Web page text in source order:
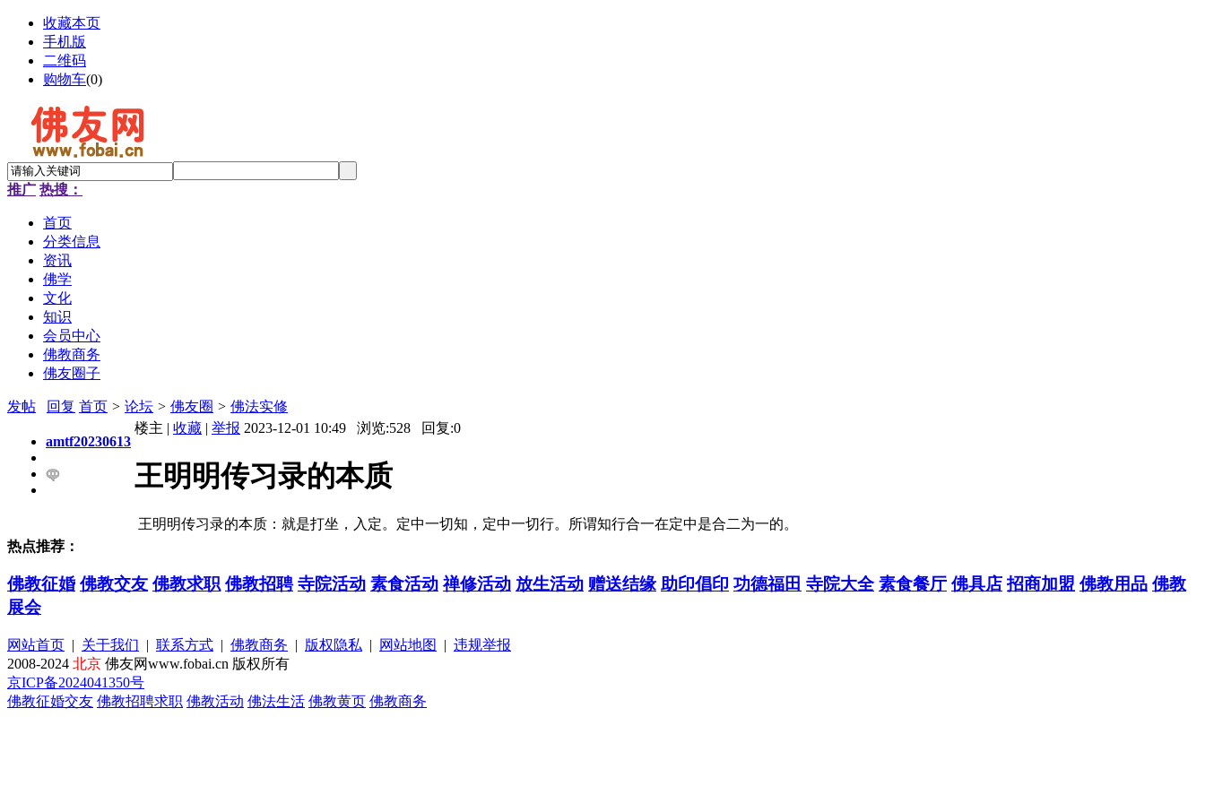
收藏本页
手机版
二维码
购物车(0)
推广 热搜：
首页
分类信息
资讯
佛学
文化
知识
会员中心
佛教商务
佛友圈子
发帖 回复 首页 > 论坛 > 佛友圈 > 佛法实修
amtf20230613
楼主 | 收藏 | 举报 2023-12-01 10:49 浏览:528 回复:0
王明明传习录的本质
王明明传习录的本质：就是打坐，入定。定中一切知，定中一切行。所谓知行合一在定中是合二为一的。
热点推荐：
佛教征婚 佛教交友 佛教求职 佛教招聘 寺院活动 素食活动 禅修活动 放生活动 赠送结缘 助印倡印 功德福田 寺院大全 素食餐厅 佛具店 招商加盟 佛教用品 佛教
展会
网站首页 | 关于我们 | 联系方式 | 佛教商务 | 版权隐私 | 网站地图 | 违规举报
2008-2024 北京 佛友网www.fobai.cn 版权所有
京ICP备2024041350号
佛教征婚交友 佛教招聘求职 佛教活动 佛法生活 佛教黄页 佛教商务